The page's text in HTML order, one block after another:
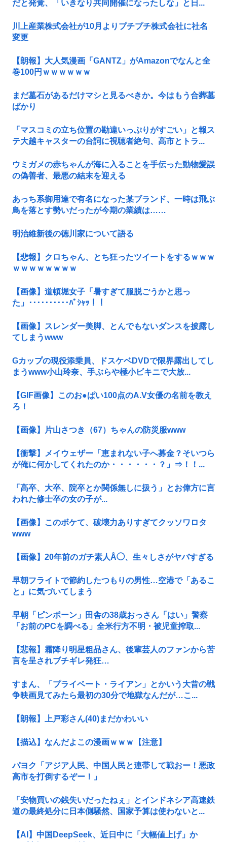
だと発覚、「いきなり共同開催になったしな」と日...
川上産業株式会社が10月よりプチプチ株式会社に社名
変更
【朗報】大人気漫画「GANTZ」がAmazonでなんと全
巻100円ｗｗｗｗｗｗ
まだ墓石があるだけマシと見るべきか。今はもう合葬墓
ばかり
「マスコミの立ち位置の勘違いっぷりがすごい」と報ス
テ大越キャスターの台詞に視聴者絶句、高市とトラ...
ウミガメの赤ちゃんが海に入ることを手伝った動物愛誤
の偽善者、最悪の結末を迎える
あっち系御用達で有名になった某ブランド、一時は飛ぶ
鳥を落とす勢いだったが今期の業績は……
明治維新後の徳川家について語る
【悲報】クロちゃん、とち狂ったツイートをするｗｗｗ
ｗｗｗｗｗｗｗｗ
【画像】道頓堀女子「暑すぎて服脱ごうかと思っ
た」･･････････ﾊﾟｼｬｯ！！
【画像】スレンダー美脚、とんでもないダンスを披露し
てしまうwww
Gカップの現役添乗員、ドスケベDVDで限界露出してし
まうwww小山玲奈、手ぶらや極小ビキニで大放...
【GIF画像】このお●ぱい100点のA.V女優の名前を教え
ろ！
【画像】片山さつき（67）ちゃんの防災服www
【衝撃】メイウェザー「恵まれない子へ募金？そいつら
が俺に何かしてくれたのか・・・・・・？」⇒！！...
「高卒、大卒、院卒とか関係無しに扱う」とお偉方に言
われた修士卒の女の子が...
【画像】このボケて、破壊力ありすぎてクッソワロタ
www
【画像】20年前のガチ素人Å◯、生々しさがヤバすぎる
早朝フライトで節約したつもりの男性…空港で「あるこ
と」に気づいてしまう
早朝「ピンポーン」田舎の38歳おっさん「はい」警察
「お前のPCを調べる」全米行方不明・被児童搾取...
【悲報】霜降り明星粗品さん、後輩芸人のファンから苦
言を呈されブチギレ発狂…
すまん、「プライベート・ライアン」とかいう大昔の戦
争映画見てみたら最初の30分で地獄なんだが…こ...
【朗報】上戸彩さん(40)まだかわいい
【描込】なんだよこの漫画ｗｗｗ【注意】
パヨク「アジア人民、中国人民と連帯して戦おー！悪政
高市を打倒するぞー！」
「安物買いの銭失いだったねぇ」とインドネシア高速鉄
道の最終処分に日本側騒然、国家予算は使わないと...
【AI】中国DeepSeek、近日中に「大幅値上げ」か